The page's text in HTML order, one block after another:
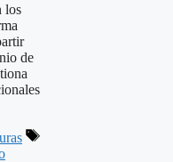
los
de
Etiquetas